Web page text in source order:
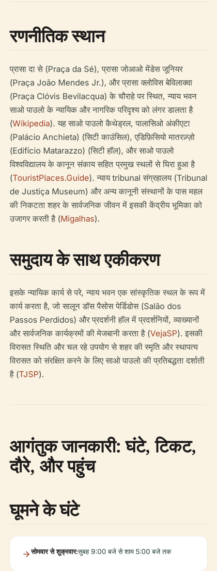
रणनीतिक स्थान
प्रासा दा से (Praça da Sé), प्रासा जोआओ मेंडेस जूनियर
(Praça João Mendes Jr.), और प्रासा क्लोविस बेविलाक्वा
(Praça Clóvis Bevilacqua) के चौराहे पर स्थित, न्याय भवन
साओ पाउलो के न्यायिक और नागरिक परिदृश्य को लंगर डालता है
(Wikipedia). यह साओ पाउलो कैथेड्रल, पालासिओ अंकीएटा
(Palácio Anchieta) (सिटी काउंसिल), एडिफ़िसियो मातरज़्ज़ो
(Edifício Matarazzo) (सिटी हॉल), और साओ पाउलो
विश्वविद्यालय के कानून संकाय सहित प्रमुख स्थलों से घिरा हुआ है
(TouristPlaces.Guide). न्याय tribunal संग्रहालय (Tribunal
de Justiça Museum) और अन्य कानूनी संस्थानों के पास महल
की निकटता शहर के सार्वजनिक जीवन में इसकी केंद्रीय भूमिका को
उजागर करती है (Migalhas).
समुदाय के साथ एकीकरण
इसके न्यायिक कार्य से परे, न्याय भवन एक सांस्कृतिक स्थल के रूप में
कार्य करता है, जो सालून डॉस पैसोस पेर्डिडोस (Salão dos
Passos Perdidos) और प्रदर्शनी हॉल में प्रदर्शनियों, व्याख्यानों
और सार्वजनिक कार्यक्रमों की मेजबानी करता है (VejaSP). इसकी
विरासत स्थिति और चल रहे उपयोग से शहर की स्मृति और स्थापत्य
विरासत को संरक्षित करने के लिए साओ पाउलो की प्रतिबद्धता दर्शाती
है (TJSP).
आगंतुक जानकारी: घंटे, टिकट,
दौरे, और पहुंच
घूमने के घंटे
सोमवार से शुक्रवार:सुबह 9:00 बजे से शाम 5:00 बजे तक